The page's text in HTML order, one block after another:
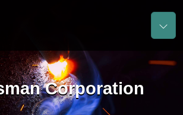
Corporation